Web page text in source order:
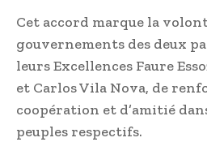
Cet accord marque la
gouvernements des deux
leurs Excellences Faure
et Carlos Vila Nova, de
coopération et d’amitié
peuples respectifs.